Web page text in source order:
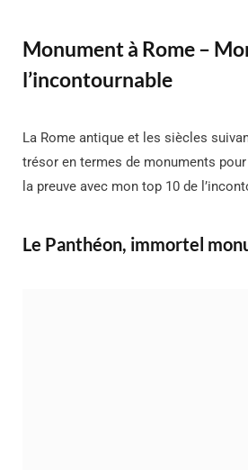
Monument à Rome –
l’incontournable
La Rome antique et les siècles
trésor en termes de monuments
la preuve avec mon top 10 de
Le Panthéon, immortel